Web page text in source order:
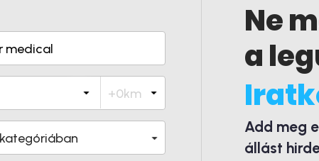
Ne
a
Add meg
állást